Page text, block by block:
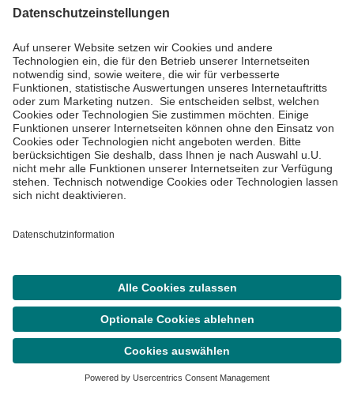
Menü
SucheTermin
Asklepios Gruppe
Informiert bleiben
Impressum
Datenschutzinformationen